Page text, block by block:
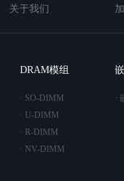
关于我们
DRAM模组
· SO-DIMM
· U-DIMM
· R-DIMM
· NV-DIMM
·